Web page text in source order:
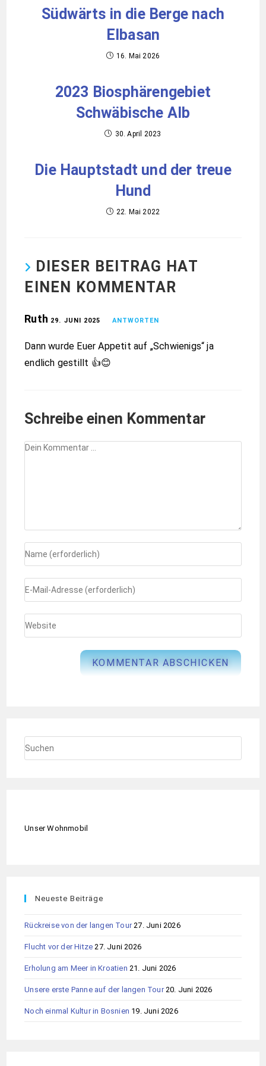
Südwärts in die Berge nach
Elbasan
16. Mai 2026
2023 Biosphärengebiet
Schwäbische Alb
30. April 2023
Die Hauptstadt und der treue
Hund
22. Mai 2022
DIESER BEITRAG HAT
EINEN KOMMENTAR
Ruth 29. JUNI 2025 ANTWORTEN
Dann wurde Euer Appetit auf „Schwienigs“ ja
endlich gestillt 👍😊
Schreibe einen Kommentar
Unser Wohnmobil
Neueste Beiträge
Rückreise von der langen Tour 27. Juni 2026
Flucht vor der Hitze 27. Juni 2026
Erholung am Meer in Kroatien 21. Juni 2026
Unsere erste Panne auf der langen Tour 20. Juni 2026
Noch einmal Kultur in Bosnien 19. Juni 2026